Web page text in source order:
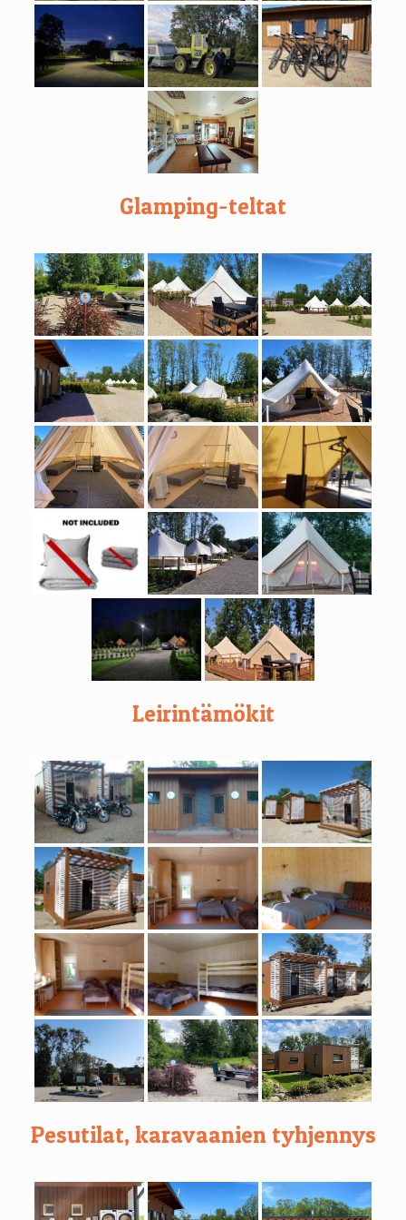
Glamping-teltat
Leirintämökit
Pesutilat, karavaanien tyhjennys